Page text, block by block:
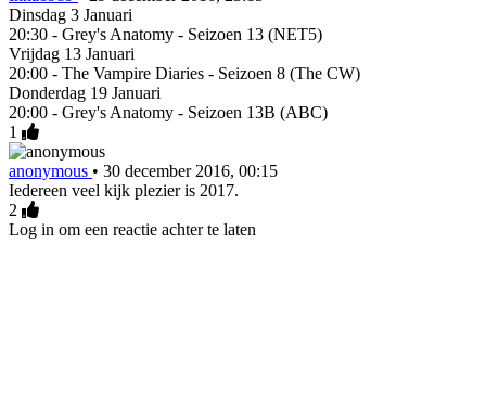
Dinsdag 3 Januari
20:30 - Grey's Anatomy - Seizoen 13 (NET5)
Vrijdag 13 Januari
20:00 - The Vampire Diaries - Seizoen 8 (The CW)
Donderdag 19 Januari
20:00 - Grey's Anatomy - Seizoen 13B (ABC)
1
anonymous • 30 december 2016, 00:15
Iedereen veel kijk plezier is 2017.
2
Log in om een reactie achter te laten